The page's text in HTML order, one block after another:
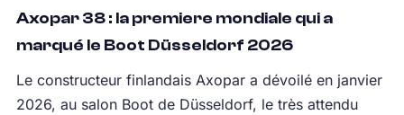
Axopar 38 : la premiere mondiale qui a
marqué le Boot Düsseldorf 2026
Le constructeur finlandais Axopar a dévoilé en janvier
2026, au salon Boot de Düsseldorf, le très attendu